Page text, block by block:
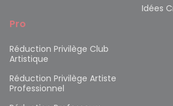
Idées
Pro
Réduction Privilège Club
Artistique
Réduction Privilège Artiste
Professionnel